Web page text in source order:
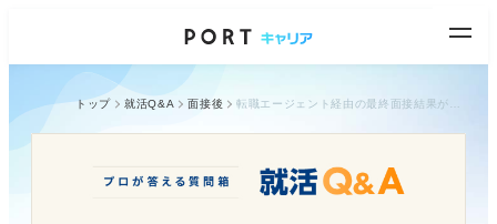
トップ 就活Q&A 面接後